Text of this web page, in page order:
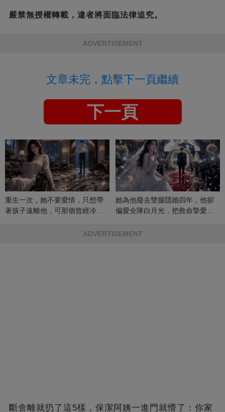
嚴禁無授權轉載，違者將面臨法律追究。
ADVERTISEMENT
文章未完，點擊下一頁繼續
下一頁
重生一次，她不要愛情，只想帶
著孩子遠離他，可那個曾經冷漠
她為他廢去雙腿隱婚四年，他卻
偏愛全隊白月光，把救命摯愛當
ADVERTISEMENT
斷舍離就扔了這5樣，保潔阿姨一進門就懵了：你家